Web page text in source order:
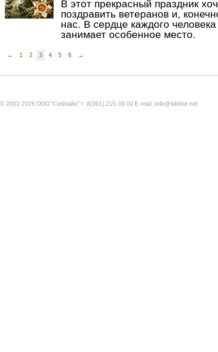
В этот прекрасный праздник
поздравить ветеранов и,
нас. В сердце каждого
занимает особенное место.
← 1 2 3 4 5 6 →
© 2003-2026 ООО "Сиблайн" т: 8(391) 215-39-00 E-mail: info@sibline.net